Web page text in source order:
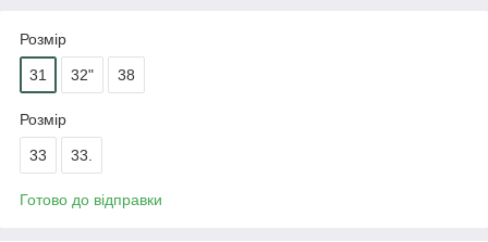
Розмір
31 32" 38
Розмір
33 33.
Готово до відправки